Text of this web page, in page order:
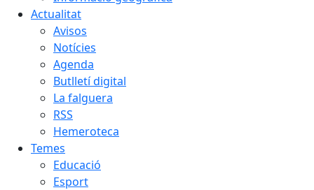
Actualitat
Avisos
Notícies
Agenda
Butlletí digital
La falguera
RSS
Hemeroteca
Temes
Educació
Esport